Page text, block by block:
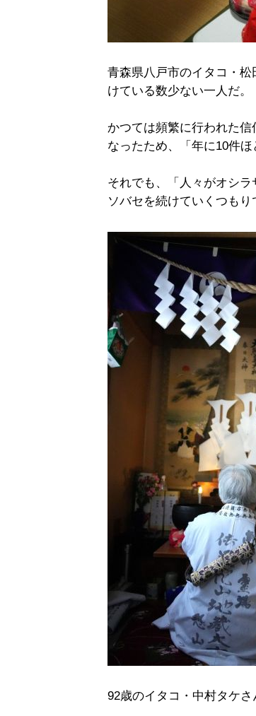
青森県八戸市のイタコ・
けている数少ない一人だ。
かつては頻繁に行われた
なったため、「年に10件ほ
それでも、「人々がオシ
ソバセを続けていくつもり
92歳のイタコ・中村タケさ